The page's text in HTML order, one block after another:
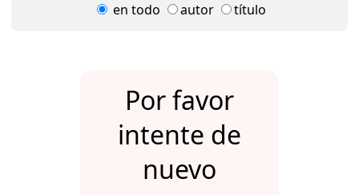
en todo autor título
Por favor
intente de
nuevo